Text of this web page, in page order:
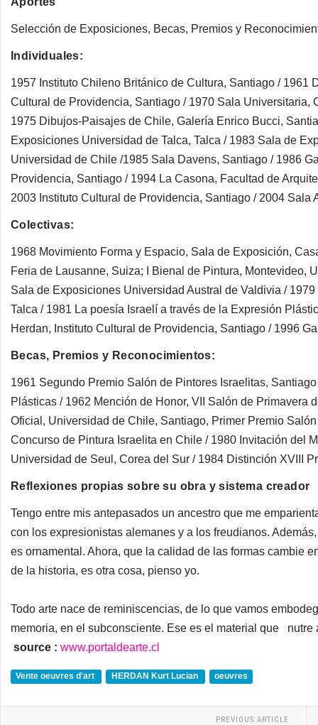
Selección de Exposiciones, Becas, Premios y
Individuales:
1957 Instituto Chileno Británico de Cultura, Santiago / 1961
Cultural de Providencia, Santiago / 1970 Sala
1975 Dibujos-Paisajes de Chile, Galería Enrico Bucci,
Exposiciones Universidad de Talca, Talca / 1983 Sala de
Universidad de Chile /1985 Sala Davens, Santiago / 1986
Providencia, Santiago / 1994 La Casona, Facultad de
2003 Instituto Cultural de Providencia, Santiago / 2004 Sala
Colectivas:
1968 Movimiento Forma y Espacio, Sala de Exposición,
Feria de Lausanne, Suiza; I Bienal de Pintura, Montevideo,
Sala de Exposiciones Universidad Austral de Valdivia /
Talca / 1981 La poesía Israelí a través de la Expresión
Herdan, Instituto Cultural de Providencia, Santiago / 1996
Becas, Premios y Reconocimientos:
1961 Segundo Premio Salón de Pintores Israelitas,
Plásticas / 1962 Mención de Honor, VII Salón de Primavera
Oficial, Universidad de Chile, Santiago, Primer Premio
Concurso de Pintura Israelita en Chile / 1980 Invitación del
Universidad de Seul, Corea del Sur / 1984 Distinción XVIII
Reflexiones propias sobre su obra y sistema creador
Tengo entre mis antepasados un ancestro que me
con los expresionistas alemanes y a los freudianos.
es ornamental. Ahora, que la calidad de las formas cambie
de la historia, es otra cosa, pienso yo.
Todo arte nace de reminiscencias, de lo que vamos
memoria, en el subconsciente. Ese es el material que nutre
source : www.portaldearte.cl
Vente oeuvres d'art HERDAN Kurt Lucian oeuvres
PREVIOUS ARTICLE